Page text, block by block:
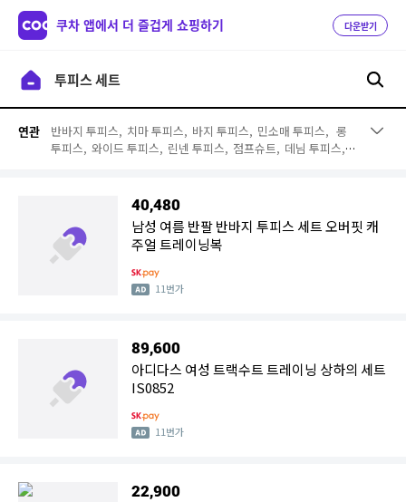
쿠차 앱에서 더 즐겁게 쇼핑하기 다운받기
연관 반바지 투피스, 치마 투피스, 바지 투피스, 민소매 투피스, 롱
투피스, 와이드 투피스, 린넨 투피스, 점프슈트, 데님 투피스,
여름투피스 세트, 점프 수트
40,480
남성 여름 반팔 반바지 투피스 세트 오버핏 캐
주얼 트레이닝복
11번가
89,600
아디다스 여성 트랙수트 트레이닝 상하의 세트
IS0852
11번가
22,900